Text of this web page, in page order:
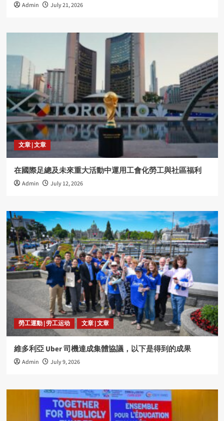
Admin July 21, 2026
文章 | 文章
在國際足總及未來重大活動中運用工會化勞工與社區福利
Admin July 12, 2026
勞工運動 | 劳工运动 文章 | 文章
維多利亞 Uber 司機達成集體協議，以下是得到的成果
Admin July 9, 2026